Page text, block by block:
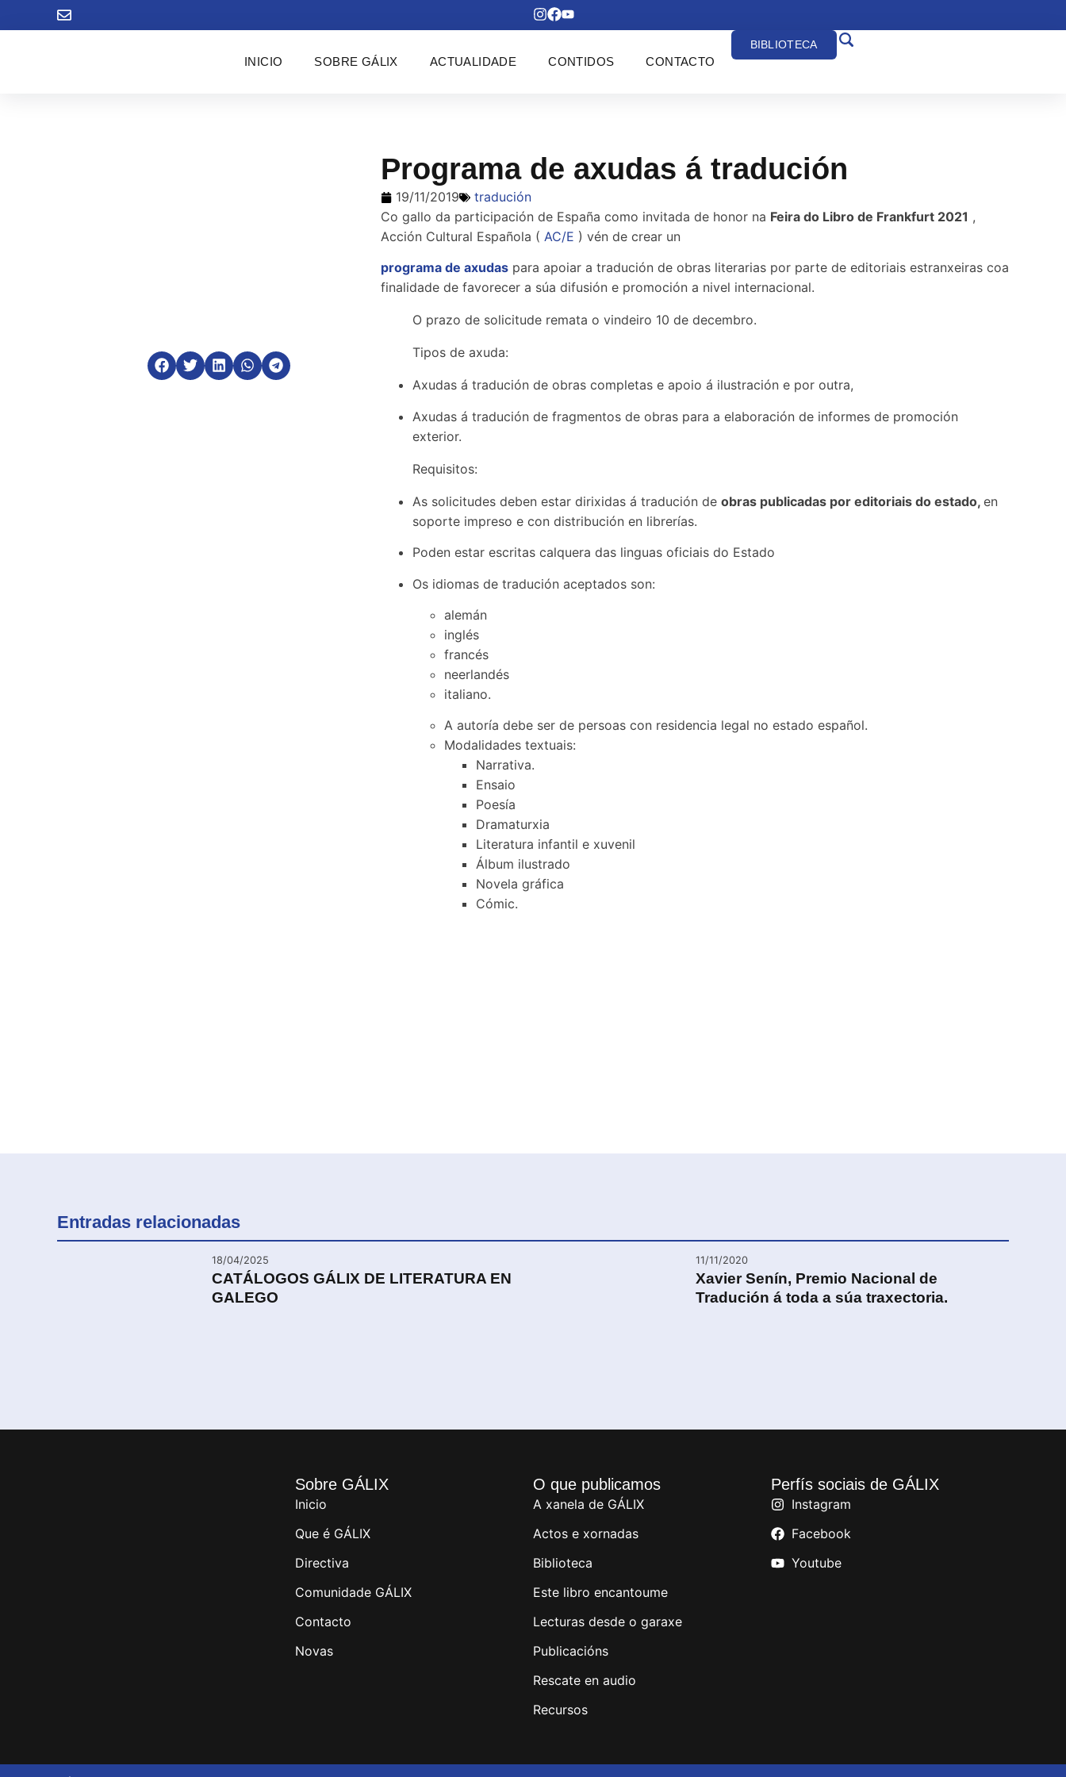
INICIO SOBRE GÁLIX ACTUALIDADE CONTIDOS CONTACTO
BIBLIOTECA
Programa de axudas á tradución
19/11/2019
tradución
Co gallo da participación de España como invitada de honor na Feira do Libro de Frankfurt 2021 ,
Acción Cultural Española ( AC/E ) vén de crear un
programa de axudas para apoiar a tradución de obras literarias por parte de editoriais estranxeiras coa
finalidade de favorecer a súa difusión e promoción a nivel internacional.
O prazo de solicitude remata o vindeiro 10 de decembro.
Tipos de axuda:
Axudas á tradución de obras completas e apoio á ilustración e por outra,
Axudas á tradución de fragmentos de obras para a elaboración de informes de promoción
exterior.
Requisitos:
As solicitudes deben estar dirixidas á tradución de obras publicadas por editoriais do estado, en
soporte impreso e con distribución en librerías.
Poden estar escritas calquera das linguas oficiais do Estado
Os idiomas de tradución aceptados son:
alemán
inglés
francés
neerlandés
italiano.
A autoría debe ser de persoas con residencia legal no estado español.
Modalidades textuais:
Narrativa.
Ensaio
Poesía
Dramaturxia
Literatura infantil e xuvenil
Álbum ilustrado
Novela gráfica
Cómic.
Entradas relacionadas
18/04/2025
CATÁLOGOS GÁLIX DE LITERATURA EN
GALEGO
11/11/2020
Xavier Senín, Premio Nacional de
Tradución á toda a súa traxectoria.
Sobre GÁLIX
Inicio
Que é GÁLIX
Directiva
Comunidade GÁLIX
Contacto
Novas
O que publicamos
A xanela de GÁLIX
Actos e xornadas
Biblioteca
Este libro encantoume
Lecturas desde o garaxe
Publicacións
Rescate en audio
Recursos
Perfís sociais de GÁLIX
Instagram
Facebook
Youtube